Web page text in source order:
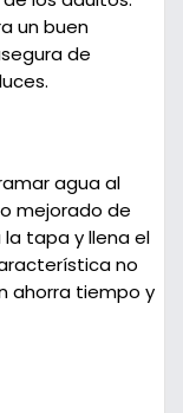
un buen
de
agua al
mejorado de
tapa y llena el
no
ahorra tiempo y